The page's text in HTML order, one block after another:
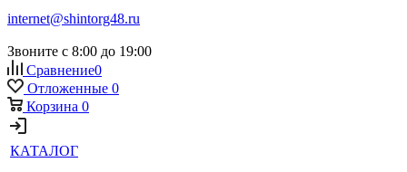
internet@shintorg48.ru
Звоните с 8:00 до 19:00
Сравнение0
Отложенные 0
Корзина 0
КАТАЛОГ